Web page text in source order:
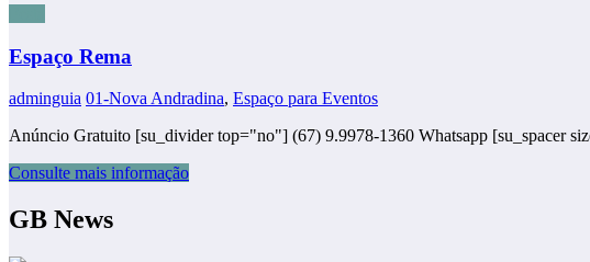
Espaço Rema
adminguia 01-Nova Andradina, Espaço para Eventos
Anúncio Gratuito [su_divider top="no"] (67) 9.9978-1360 Whatsapp [su_spacer
Consulte mais informação
GB News